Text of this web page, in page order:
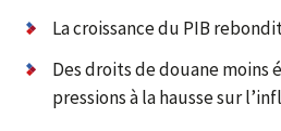
La croissance du PIB
Des droits de douane moins
pressions à la hausse sur